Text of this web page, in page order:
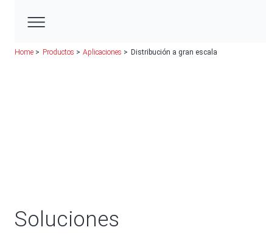
Home Productos Aplicaciones Distribución a gran escala
Soluciones